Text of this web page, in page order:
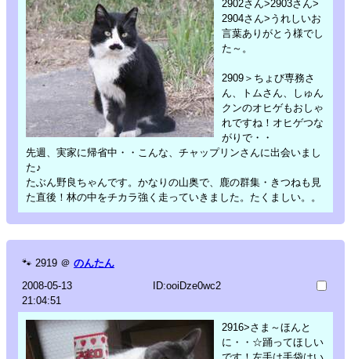
2902さん>2903さん>
2904さん>うれしいお
言葉ありがとう様でし
た～。
2909＞ちょび専務さ
ん、トムさん、しゅん
クンのオヒゲもおしゃ
れですね！オヒゲつな
がりで・・
先週、実家に帰省中・・こんな、チャップリンさんに出会いまし
た♪
たぶん野良ちゃんです。かなりの山奥で、鹿の群集・きつねも見
た直後！林の中をチカラ強く走っていきました。たくましい。。
🐾 2919 ＠ のんたん
2008-05-13
21:04:51
ID:ooiDze0wc2
2916>さま～ほんと
に・・☆踊ってほしい